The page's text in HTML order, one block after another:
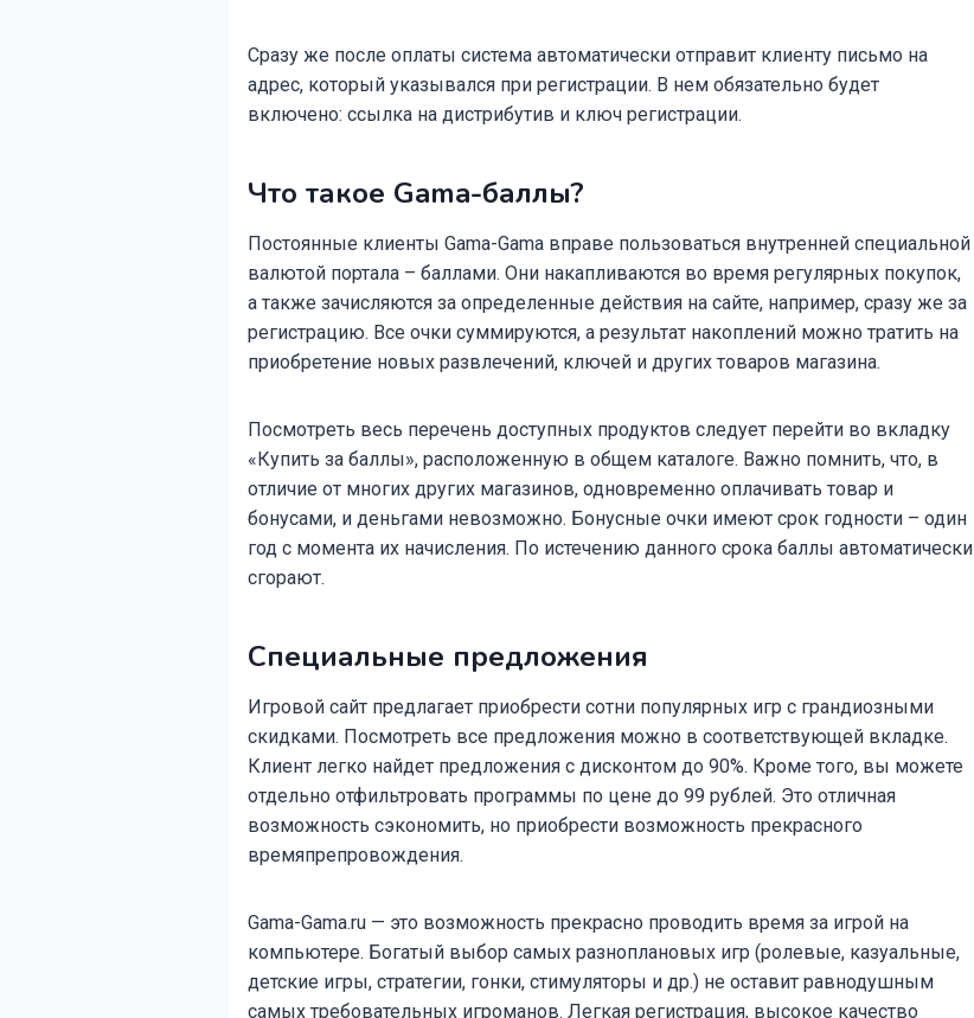
Сразу же после оплаты система автоматически отправит клиенту письмо на
адрес, который указывался при регистрации. В нем обязательно будет
включено: ссылка на дистрибутив и ключ регистрации.
Что такое Gama-баллы?
Постоянные клиенты Gama-Gama вправе пользоваться внутренней специальной
валютой портала – баллами. Они накапливаются во время регулярных покупок,
а также зачисляются за определенные действия на сайте, например, сразу же за
регистрацию. Все очки суммируются, а результат накоплений можно тратить на
приобретение новых развлечений, ключей и других товаров магазина.
Посмотреть весь перечень доступных продуктов следует перейти во вкладку
«Купить за баллы», расположенную в общем каталоге. Важно помнить, что, в
отличие от многих других магазинов, одновременно оплачивать товар и
бонусами, и деньгами невозможно. Бонусные очки имеют срок годности – один
год с момента их начисления. По истечению данного срока баллы автоматически
сгорают.
Специальные предложения
Игровой сайт предлагает приобрести сотни популярных игр с грандиозными
скидками. Посмотреть все предложения можно в соответствующей вкладке.
Клиент легко найдет предложения с дисконтом до 90%. Кроме того, вы можете
отдельно отфильтровать программы по цене до 99 рублей. Это отличная
возможность сэкономить, но приобрести возможность прекрасного
времяпрепровождения.
Gama-Gama.ru — это возможность прекрасно проводить время за игрой на
компьютере. Богатый выбор самых разноплановых игр (ролевые, казуальные,
детские игры, стратегии, гонки, стимуляторы и др.) не оставит равнодушным
самых требовательных игроманов. Легкая регистрация, высокое качество